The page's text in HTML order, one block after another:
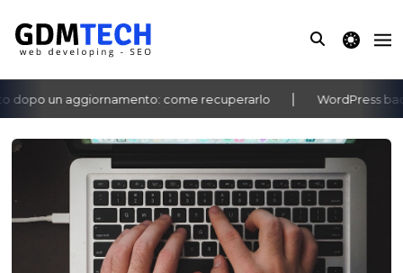
theme
un aggiornamento: come recuperarlo WordPress
‹ ›